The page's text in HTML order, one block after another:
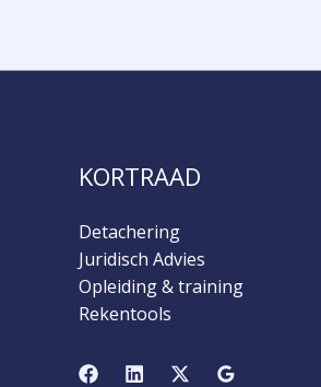
KORTRAAD
Detachering
Juridisch Advies
Opleiding & training
Rekentools